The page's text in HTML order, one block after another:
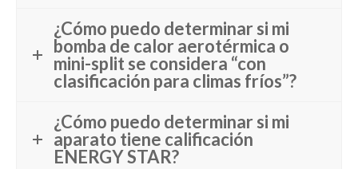
¿Cómo puedo determinar si mi
bomba de calor aerotérmica o
mini-split se considera “con
clasificación para climas fríos”?
¿Cómo puedo determinar si mi
aparato tiene calificación
ENERGY STAR?